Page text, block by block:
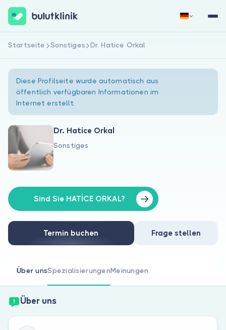
Über uns
Für Patienten
Für Ärzte
Jetzt registrieren
Startseite Sonstiges Dr. Hatice Orkal
Diese Profilseite wurde automatisch aus
öffentlich verfügbaren Informationen im
Internet erstellt.
Dr. Hatice Orkal
Sonstiges
Sind Sie HATİCE ORKAL?
Termin buchen Frage stellen
Über unsSpezialisierungenMeinungen
Über uns